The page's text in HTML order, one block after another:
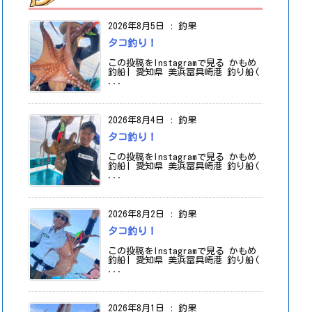
2026年8月5日 : 釣果
タコ釣り！
この投稿をInstagramで見る かもめ
釣船| 愛知県 美浜冨具崎港 釣り船(
...
2026年8月4日 : 釣果
タコ釣り！
この投稿をInstagramで見る かもめ
釣船| 愛知県 美浜冨具崎港 釣り船(
...
2026年8月2日 : 釣果
タコ釣り！
この投稿をInstagramで見る かもめ
釣船| 愛知県 美浜冨具崎港 釣り船(
...
2026年8月1日 : 釣果